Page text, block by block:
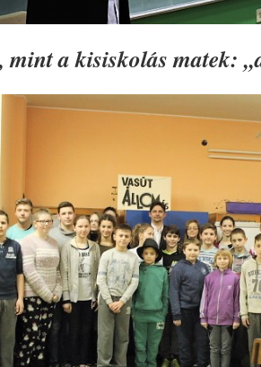
mint a kisiskolás matek: